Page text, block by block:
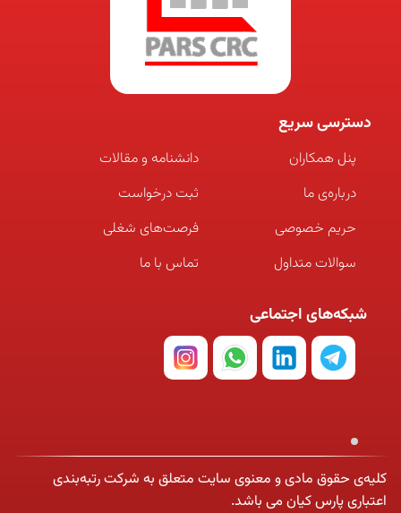
دسترسی سریع
پنل همکاران
درباره‌ی ما
حریم خصوصی
سوالات متداول
دانشنامه و مقالات
ثبت درخواست
فرصت‌های شغلی
تماس با ما
شبکه‌های اجتماعی
کلیه‌ی حقوق مادی و معنوی سایت متعلق به شرکت رتبه‌بندی
اعتباری پارس کیان می باشد.